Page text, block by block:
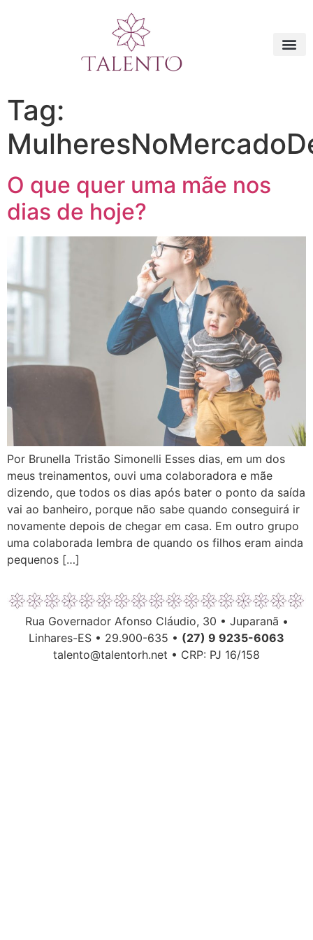
Tag:
O que quer uma mãe nos
dias de hoje?
Por Brunella Tristão Simonelli Esses dias, em um dos
meus treinamentos, ouvi uma colaboradora e mãe
dizendo, que todos os dias após bater o ponto da saída
vai ao banheiro, porque não sabe quando conseguirá ir
novamente depois de chegar em casa. Em outro grupo
uma colaborada lembra de quando os filhos eram ainda
pequenos […]
Rua Governador Afonso Cláudio, 30 • Juparanã •
Linhares-ES • 29.900-635 • (27) 9 9235-6063
talento@talentorh.net • CRP: PJ 16/158